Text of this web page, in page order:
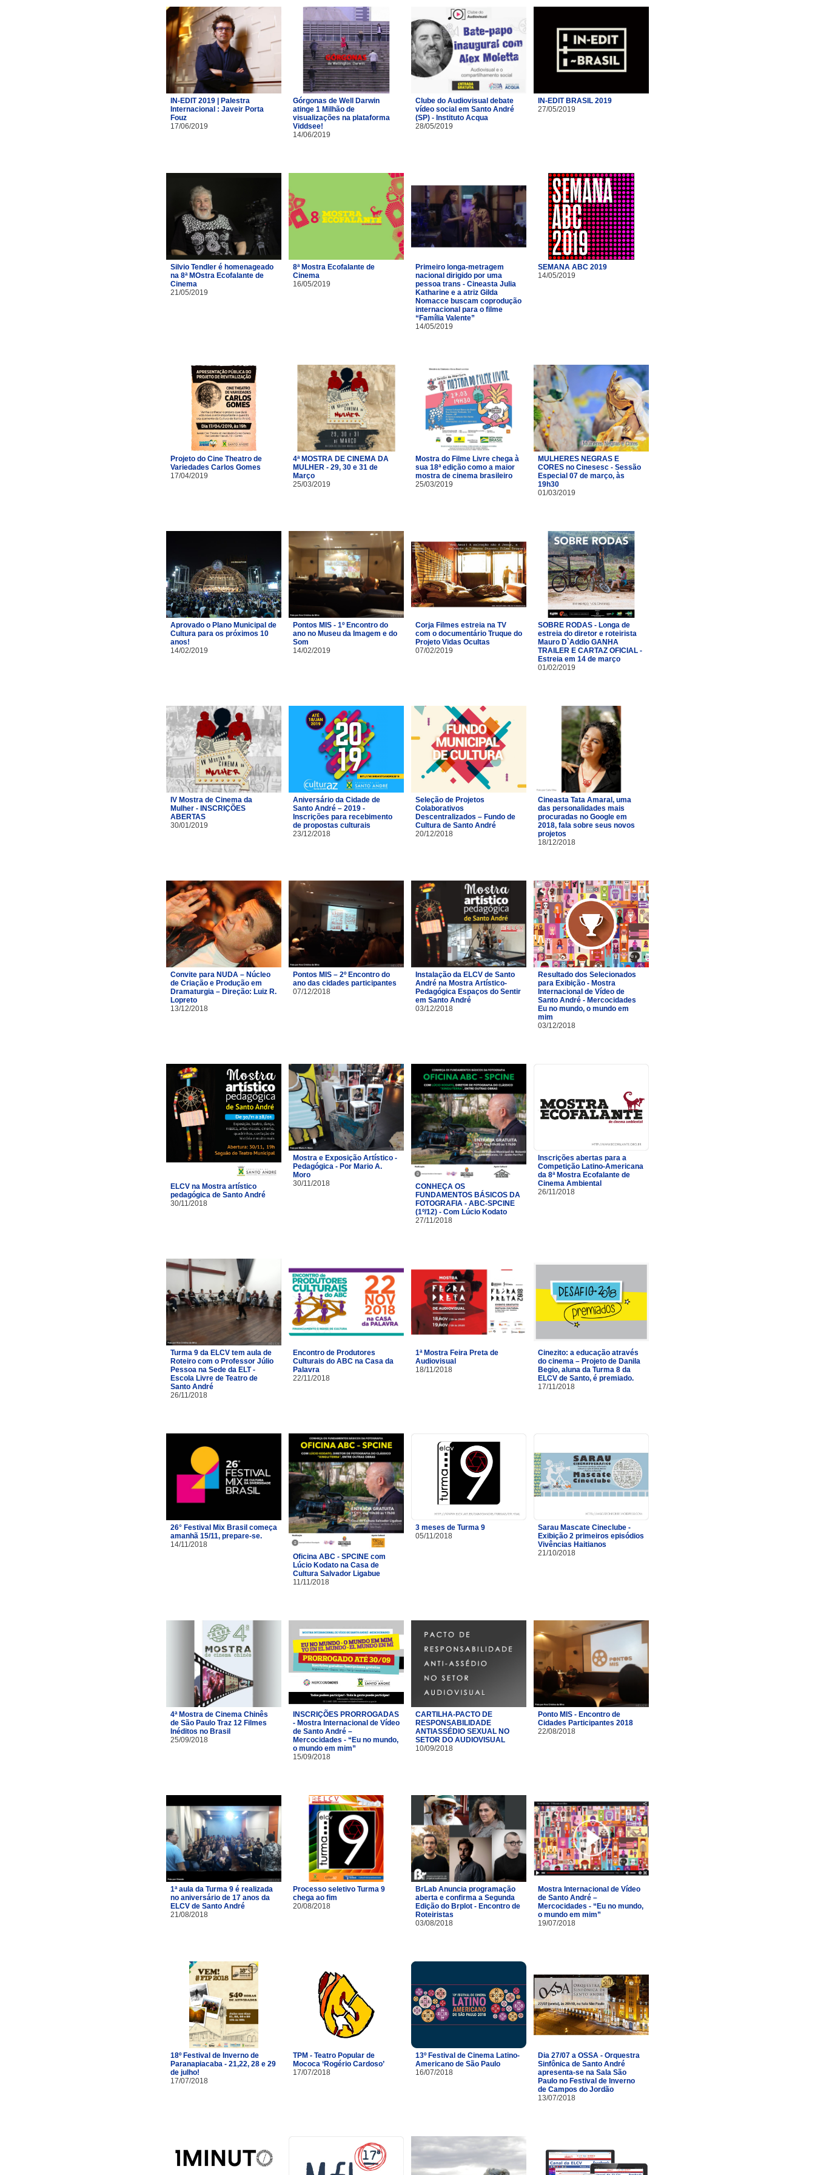
IN-EDIT 2019 | Palestra
Internacional : Javeir Porta
Fouz
17/06/2019
Górgonas de Well Darwin
atinge 1 Milhão de
visualizações na plataforma
Viddsee!
14/06/2019
Clube do Audiovisual debate
vídeo social em Santo André
(SP) - Instituto Acqua
28/05/2019
IN-EDIT BRASIL 2019
27/05/2019
Silvio Tendler é homenageado
na 8ª MOstra Ecofalante de
Cinema
21/05/2019
8ª Mostra Ecofalante de
Cinema
16/05/2019
Primeiro longa-metragem
nacional dirigido por uma
pessoa trans - Cineasta Julia
Katharine e a atriz Gilda
Nomacce buscam coprodução
internacional para o filme
“Família Valente”
14/05/2019
SEMANA ABC 2019
14/05/2019
Projeto do Cine Theatro de
Variedades Carlos Gomes
17/04/2019
4ª MOSTRA DE CINEMA DA
MULHER - 29, 30 e 31 de
Março
25/03/2019
Mostra do Filme Livre chega à
sua 18ª edição como a maior
mostra de cinema brasileiro
25/03/2019
MULHERES NEGRAS E
CORES no Cinesesc - Sessão
Especial 07 de março, às
19h30
01/03/2019
Aprovado o Plano Municipal de
Cultura para os próximos 10
anos!
14/02/2019
Pontos MIS - 1º Encontro do
ano no Museu da Imagem e do
Som
14/02/2019
Corja Filmes estreia na TV
com o documentário Truque do
Projeto Vidas Ocultas
07/02/2019
SOBRE RODAS - Longa de
estreia do diretor e roteirista
Mauro D`Addio GANHA
TRAILER E CARTAZ OFICIAL -
Estreia em 14 de março
01/02/2019
IV Mostra de Cinema da
Mulher - INSCRIÇÕES
ABERTAS
30/01/2019
Aniversário da Cidade de
Santo André – 2019 -
Inscrições para recebimento
de propostas culturais
23/12/2018
Seleção de Projetos
Colaborativos
Descentralizados – Fundo de
Cultura de Santo André
20/12/2018
Cineasta Tata Amaral, uma
das personalidades mais
procuradas no Google em
2018, fala sobre seus novos
projetos
18/12/2018
Convite para NUDA – Núcleo
de Criação e Produção em
Dramaturgia – Direção: Luiz R.
Lopreto
13/12/2018
Pontos MIS – 2º Encontro do
ano das cidades participantes
07/12/2018
Instalação da ELCV de Santo
André na Mostra Artístico-
Pedagógica Espaços do Sentir
em Santo André
03/12/2018
Resultado dos Selecionados
para Exibição - Mostra
Internacional de Vídeo de
Santo André - Mercocidades
Eu no mundo, o mundo em
mim
03/12/2018
ELCV na Mostra artístico
pedagógica de Santo André
30/11/2018
Mostra e Exposição Artístico -
Pedagógica - Por Mario A.
Moro
30/11/2018
CONHEÇA OS
FUNDAMENTOS BÁSICOS DA
FOTOGRAFIA - ABC-SPCINE
(1º/12) - Com Lúcio Kodato
27/11/2018
Inscrições abertas para a
Competição Latino-Americana
da 8ª Mostra Ecofalante de
Cinema Ambiental
26/11/2018
Turma 9 da ELCV tem aula de
Roteiro com o Professor Júlio
Pessoa na Sede da ELT -
Escola Livre de Teatro de
Santo André
26/11/2018
Encontro de Produtores
Culturais do ABC na Casa da
Palavra
22/11/2018
1ª Mostra Feira Preta de
Audiovisual
18/11/2018
Cinezito: a educação através
do cinema – Projeto de Danila
Begio, aluna da Turma 8 da
ELCV de Santo, é premiado.
17/11/2018
26° Festival Mix Brasil começa
amanhã 15/11, prepare-se.
14/11/2018
Oficina ABC - SPCINE com
Lúcio Kodato na Casa de
Cultura Salvador Ligabue
11/11/2018
3 meses de Turma 9
05/11/2018
Sarau Mascate Cineclube -
Exibição 2 primeiros episódios
Vivências Haitianos
21/10/2018
4ª Mostra de Cinema Chinês
de São Paulo Traz 12 Filmes
Inéditos no Brasil
25/09/2018
INSCRIÇÕES PRORROGADAS
- Mostra Internacional de Vídeo
de Santo André –
Mercocidades - “Eu no mundo,
o mundo em mim”
15/09/2018
CARTILHA-PACTO DE
RESPONSABILIDADE
ANTIASSÉDIO SEXUAL NO
SETOR DO AUDIOVISUAL
10/09/2018
Ponto MIS - Encontro de
Cidades Participantes 2018
22/08/2018
1ª aula da Turma 9 é realizada
no aniversário de 17 anos da
ELCV de Santo André
21/08/2018
Processo seletivo Turma 9
chega ao fim
20/08/2018
BrLab Anuncia programação
aberta e confirma a Segunda
Edição do Brplot - Encontro de
Roteiristas
03/08/2018
Mostra Internacional de Vídeo
de Santo André –
Mercocidades - “Eu no mundo,
o mundo em mim”
19/07/2018
18º Festival de Inverno de
Paranapiacaba - 21,22, 28 e 29
de julho!
17/07/2018
TPM - Teatro Popular de
Mococa ‘Rogério Cardoso’
17/07/2018
13º Festival de Cinema Latino-
Americano de São Paulo
16/07/2018
Dia 27/07 a OSSA - Orquestra
Sinfônica de Santo André
apresenta-se na Sala São
Paulo no Festival de Inverno
de Campos do Jordão
13/07/2018